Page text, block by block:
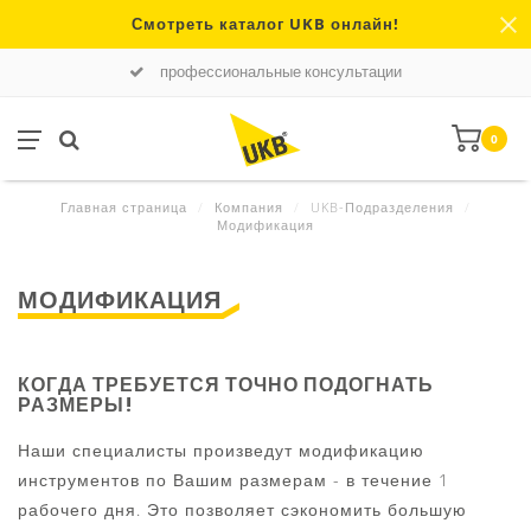
Смотреть каталог UKB онлайн!
профессиональные консультации
0
Главная страница Компания UKB-Подразделения
Модификация
МОДИФИКАЦИЯ
КОГДА ТРЕБУЕТСЯ ТОЧНО ПОДОГНАТЬ
РАЗМЕРЫ!
Наши специалисты произведут модификацию
инструментов по Вашим размерам - в течение 1
рабочего дня. Это позволяет сэкономить большую